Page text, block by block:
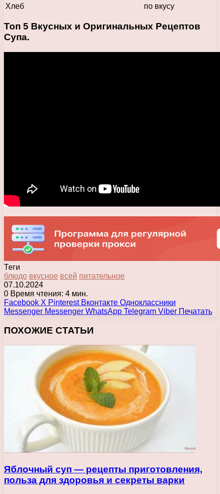
Хлеб
по вкусу
Топ 5 Вкусных и Оригинальных Рецептов
Супа.
Теги
блюдо вкусное всей питательное
07.10.2024
0 Время чтения: 4 мин.
Facebook X Pinterest Вконтакте Одноклассники
Messenger Messenger WhatsApp Telegram Viber Печатать
ПОХОЖИЕ СТАТЬИ
Яблочный суп — рецепты приготовления,
польза для здоровья и секреты варки